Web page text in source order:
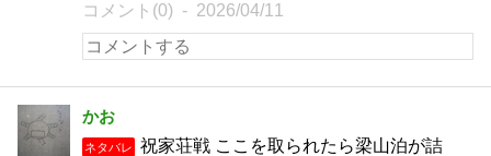
コメント(0) 2026/04/11
かお
ネタバレ
祝家荘戦 ここを取られたら梁山泊が詰